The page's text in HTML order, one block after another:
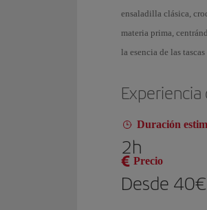
ensaladilla clásica,
materia prima,
la esencia de las
Duración
2h
Precio
Desde 40€